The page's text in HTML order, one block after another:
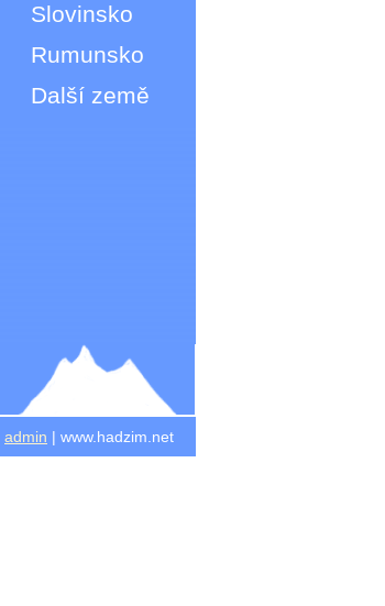
Slovinsko
Rumunsko
Další země
admin | www.hadzim.net